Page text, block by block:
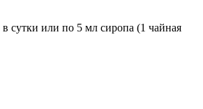
сутки или по 5 мл сиропа (1 чайная